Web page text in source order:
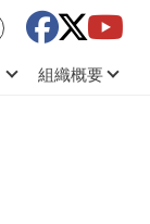
組織概要